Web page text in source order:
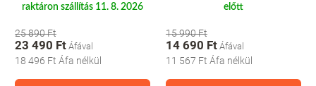
raktáron szállítás 11. 8. 2026
25 890 Ft
23 490 Ft
18 496 Ft Áfa nélkül
előtt
15 990 Ft
14 690 Ft
11 567 Ft Áfa nélkül